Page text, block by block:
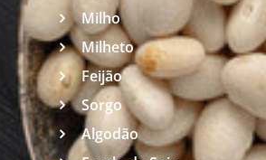
Milho
Milheto
Feijão
Sorgo
Algodão